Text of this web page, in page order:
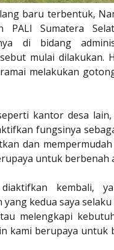
baru terbentuk,
PALI Sumatera
di bidang
mulai dilakukan.
melakukan
kantor desa
fungsinya
dan
untuk berbenah
kembali,
kedua saya selaku
melengkapi
kami berupaya untuk